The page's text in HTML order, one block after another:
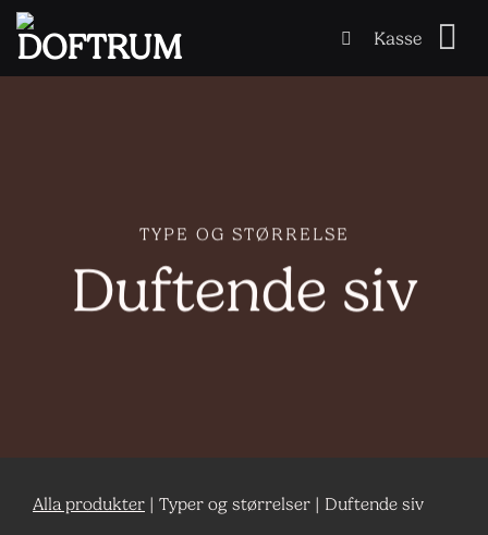
Skip
content
Kasse
TYPE OG STØRRELSE
Duftende siv
Alla produkter | Typer og størrelser | Duftende siv